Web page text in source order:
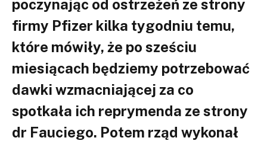
poczynając od ostrzeżeń ze strony
firmy Pfizer kilka tygodniu temu,
które mówiły, że po sześciu
miesiącach będziemy potrzebować
dawki wzmacniającej za co
spotkała ich reprymenda ze strony
dr Fauciego. Potem rząd wykonał